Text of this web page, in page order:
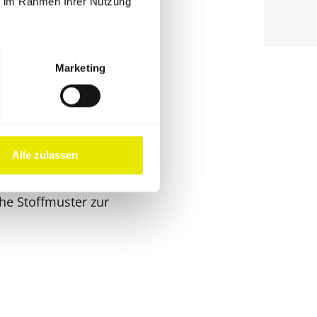
Marketing
Alle zulassen
Dich passende Farbe
nach Mass.
Stoffmuster zur